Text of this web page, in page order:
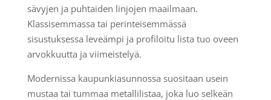
sävyjen ja puhtaiden linjojen maailmaan.
Klassisemmassa tai perinteisemmässä
sisustuksessa leveämpi ja profiloitu lista tuo oveen
arvokkuutta ja viimeistelyä.
Modernissa kaupunkiasunnossa suositaan usein
mustaa tai tummaa metallilistaa, joka luo selkeän